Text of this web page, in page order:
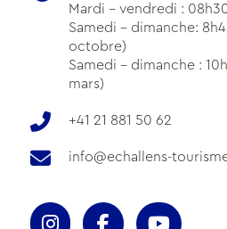
Mardi - vendredi :
Samedi - dimanche:
octobre)
Samedi - dimanche :
mars)
+41 21 881 50 62
info@echallens-